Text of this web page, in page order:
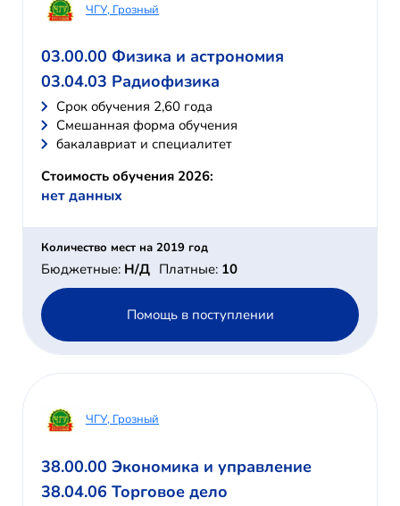
ЧГУ, Грозный
03.00.00 Физика и астрономия
03.04.03 Радиофизика
Cрок обучения 2,60 года
Смешанная форма обучения
бакалавриат и специалитет
Стоимость обучения 2026:
нет данных
Количество мест на 2019 год
Бюджетные: Н/Д Платные: 10
Помощь в поступлении
ЧГУ, Грозный
38.00.00 Экономика и управление
38.04.06 Торговое дело